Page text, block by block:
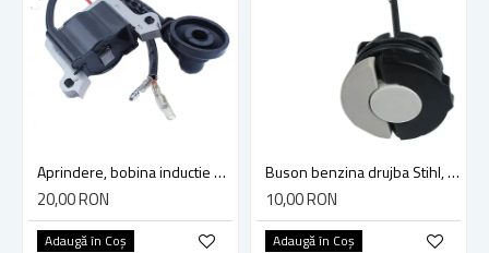
Aprindere, bobina inductie motocoasa chinezeasca TL43 TL 52, Ruris Dac 210, Dac 310
20,00 RON
Adaugă în Coş
Buson benzina drujba Stihl, model cu clapeta
10,00 RON
Adaugă în Coş